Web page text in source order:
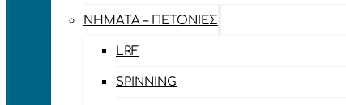
ΝΉΜΑΤΑ – ΠΕΤΟΝΙΈΣ
LRF
SPINNING